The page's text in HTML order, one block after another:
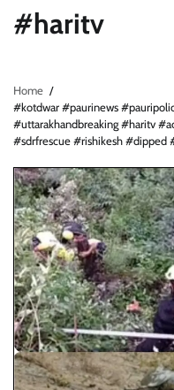
#haritv
Home
#kotdwar #paurinews
#uttarakhandbreaking #haritv
#sdrfrescue #rishikesh #dipped